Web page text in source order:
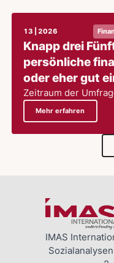
13 | 2026
Knapp drei
persönliche
oder eher gut
Zeitraum der
Mehr erfahren
IMAS